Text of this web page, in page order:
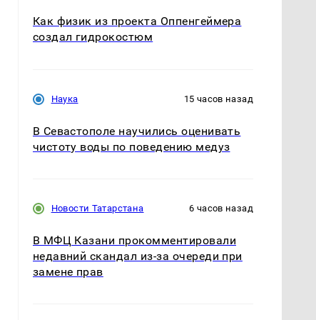
Как физик из проекта Оппенгеймера
создал гидрокостюм
Наука 15 часов назад
В Севастополе научились оценивать
чистоту воды по поведению медуз
Новости Татарстана 6 часов назад
В МФЦ Казани прокомментировали
недавний скандал из-за очереди при
замене прав